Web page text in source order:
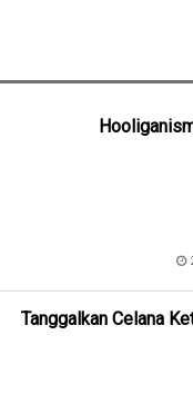
Tanggalkan Celana